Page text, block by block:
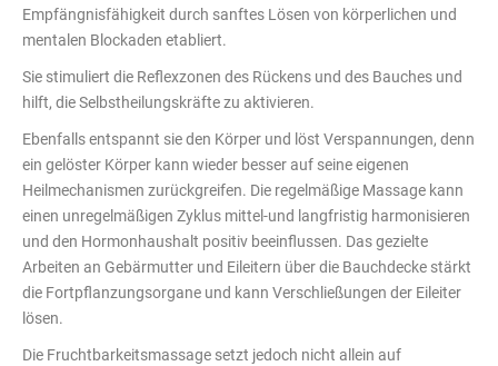
Empfängnisfähigkeit durch sanftes Lösen von körperlichen und
mentalen Blockaden etabliert.
Sie stimuliert die Reflexzonen des Rückens und des Bauches und
hilft, die Selbstheilungskräfte zu aktivieren.
Ebenfalls entspannt sie den Körper und löst Verspannungen, denn
ein gelöster Körper kann wieder besser auf seine eigenen
Heilmechanismen zurückgreifen. Die regelmäßige Massage kann
einen unregelmäßigen Zyklus mittel-und langfristig harmonisieren
und den Hormonhaushalt positiv beeinflussen. Das gezielte
Arbeiten an Gebärmutter und Eileitern über die Bauchdecke stärkt
die Fortpflanzungsorgane und kann Verschließungen der Eileiter
lösen.
Die Fruchtbarkeitsmassage setzt jedoch nicht allein auf